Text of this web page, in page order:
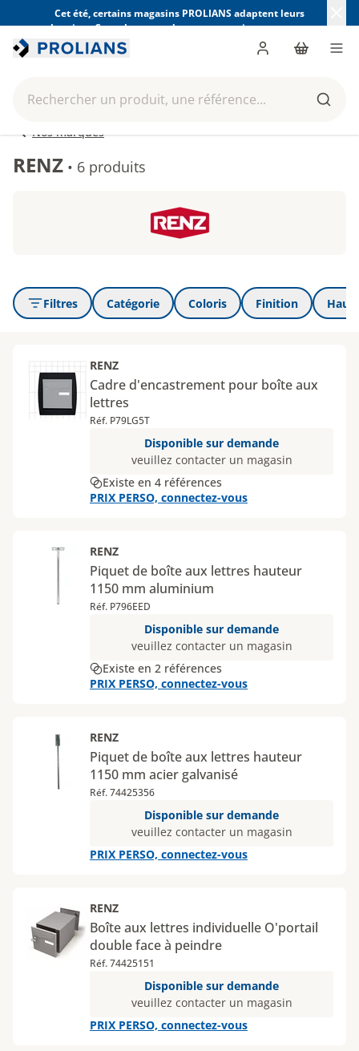
Cet été, certains magasins PROLIANS adaptent leurs
horaires. Consultez ceux de votre magasin avant votre
visite.
Rechercher un produit, une référence...
Panier
Nos marques
RENZ • 6 produits
Filtres Catégorie Coloris Finition
RENZ
Cadre d'encastrement pour boîte aux
lettres
Réf. P79LG5T
Disponible sur demande
veuillez contacter un magasin
Existe en 4 références
PRIX PERSO, connectez-vous
RENZ
Piquet de boîte aux lettres hauteur
1150 mm aluminium
Réf. P796EED
Disponible sur demande
veuillez contacter un magasin
Existe en 2 références
PRIX PERSO, connectez-vous
RENZ
Piquet de boîte aux lettres hauteur
1150 mm acier galvanisé
Réf. 74425356
Disponible sur demande
veuillez contacter un magasin
PRIX PERSO, connectez-vous
RENZ
Boîte aux lettres individuelle O'portail
double face à peindre
Réf. 74425151
Disponible sur demande
veuillez contacter un magasin
PRIX PERSO, connectez-vous